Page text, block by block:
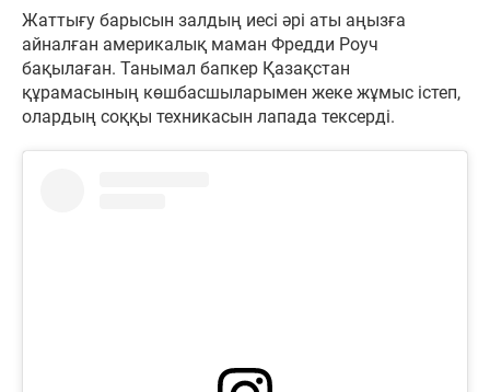
Жаттығу барысын залдың иесі әрі аты аңызға
айналған америкалық маман Фредди Роуч
бақылаған. Танымал бапкер Қазақстан
құрамасының көшбасшыларымен жеке жұмыс істеп,
олардың соққы техникасын лапада тексерді.